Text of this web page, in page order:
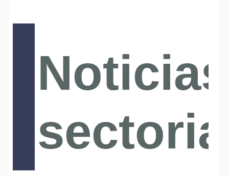
Noticias